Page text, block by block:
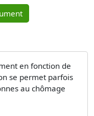
en fonction de
se permet parfois
au chômage